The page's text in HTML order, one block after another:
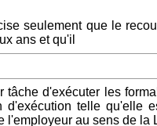
seulement que le
ans et qu'il
d'exécuter les
telle qu'elle
au sens de la